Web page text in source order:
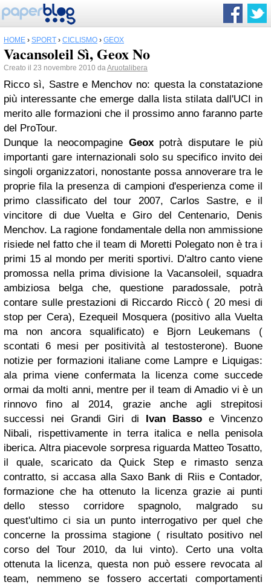
HOME › SPORT › CICLISMO › GEOX
Vacansoleil Sì, Geox No
Creato il 23 novembre 2010 daAruotalibera
Ricco sì, Sastre e Menchov no: questa la constatazione
più interessante che emerge dalla lista stilata dall'UCI in
merito alle formazioni che il prossimo anno faranno parte
del ProTour.
Dunque la neocompagine Geoxpotrà disputare le più
importanti gare internazionali solo su specifico invito dei
singoli organizzatori, nonostante possa annoverare tra le
proprie fila la presenza di campioni d'esperienza come il
primo classificato del tour 2007, Carlos Sastre, e il
vincitore di due Vuelta e Giro del Centenario, Denis
Menchov. La ragione fondamentale della non ammissione
risiede nel fatto che il team di Moretti Polegato non è tra i
primi 15 al mondo per meriti sportivi. D'altro canto viene
promossa nella prima divisione la Vacansoleil, squadra
ambiziosa belga che, questione paradossale, potrà
contare sulle prestazioni di Riccardo Riccò ( 20 mesi di
stop per Cera), Ezequeil Mosquera (positivo alla Vuelta
ma non ancora squalificato) e Bjorn Leukemans (
scontati 6 mesi per positività al testosterone). Buone
notizie per formazioni italiane come Lampre e Liquigas:
ala prima viene confermata la licenza come succede
ormai da molti anni, mentre per il team di Amadio vi è un
rinnovo fino al 2014, grazie anche agli strepitosi
successi nei Grandi Giri di Ivan Bassoe Vincenzo
Nibali, rispettivamente in terra italica e nella penisola
iberica. Altra piacevole sorpresa riguarda Matteo Tosatto,
il quale, scaricato da Quick Step e rimasto senza
contratto, si accasa alla Saxo Bank di Riis e Contador,
formazione che ha ottenuto la licenza grazie ai punti
dello stesso corridore spagnolo, malgrado su
quest'ultimo ci sia un punto interrogativo per quel che
concerne la prossima stagione ( risultato positivo nel
corso del Tour 2010, da lui vinto). Certo una volta
ottenuta la licenza, questa non può essere revocata al
team, nemmeno se fossero accertati comportamenti